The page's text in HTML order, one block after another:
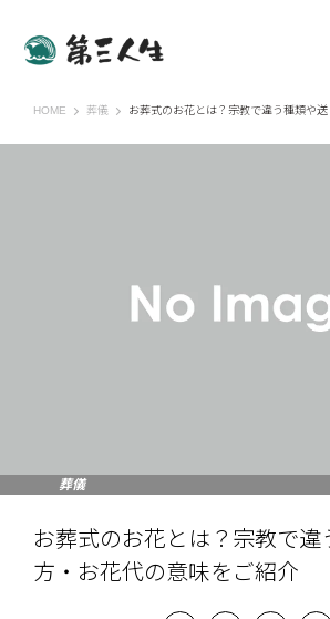
HOME 第三人生 〜寄り道の歩き方〜
葬儀 お葬式のお花とは？宗教で違う種類や
葬儀
お葬式のお花とは？宗教で違
方・お花代の意味をご紹介